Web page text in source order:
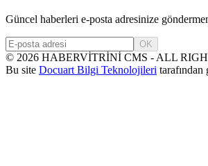
Güncel haberleri e-posta adresinize
OK
© 2026 HABERVİTRİNİ CMS - ALL
Bu site Docuart Bilgi Teknolojileri